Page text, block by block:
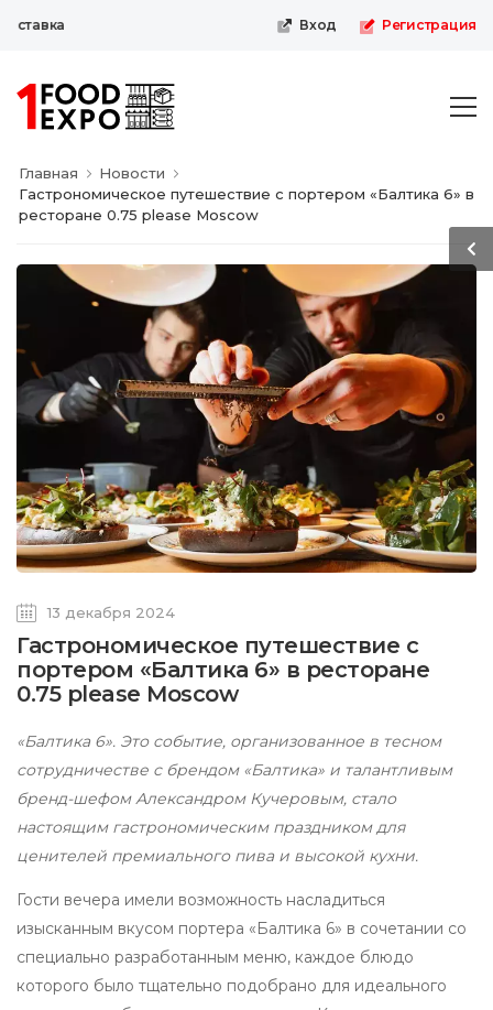
Вход Регистрация
Главная
Новости
Гастрономическое путешествие с портером «Балтика 6» в
ресторане 0.75 please Moscow
13 декабря 2024
Гастрономическое путешествие с
портером «Балтика 6» в ресторане
0.75 please Moscow
«Балтика 6». Это событие, организованное в тесном
сотрудничестве с брендом «Балтика» и талантливым
бренд-шефом Александром Кучеровым, стало
настоящим гастрономическим праздником для
ценителей премиального пива и высокой кухни.
Гости вечера имели возможность насладиться
изысканным вкусом портера «Балтика 6» в сочетании со
специально разработанным меню, каждое блюдо
которого было тщательно подобрано для идеального